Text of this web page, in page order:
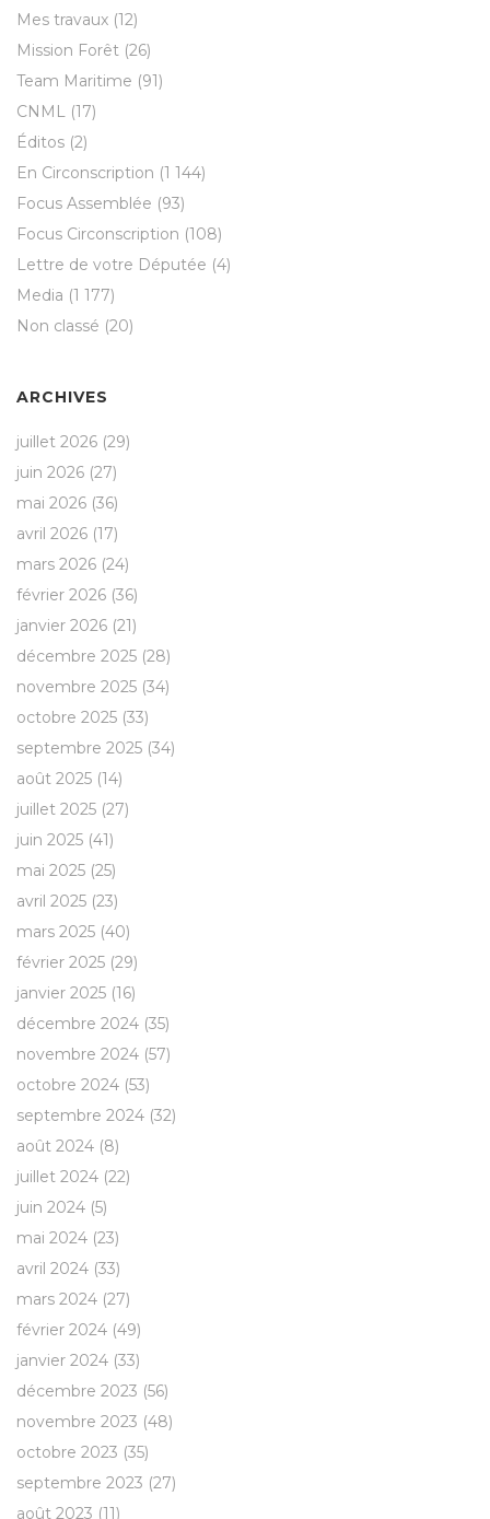
Mes travaux (12)
Mission Forêt (26)
Team Maritime (91)
CNML (17)
Éditos (2)
En Circonscription (1 144)
Focus Assemblée (93)
Focus Circonscription (108)
Lettre de votre Députée (4)
Media (1 177)
Non classé (20)
ARCHIVES
juillet 2026 (29)
juin 2026 (27)
mai 2026 (36)
avril 2026 (17)
mars 2026 (24)
février 2026 (36)
janvier 2026 (21)
décembre 2025 (28)
novembre 2025 (34)
octobre 2025 (33)
septembre 2025 (34)
août 2025 (14)
juillet 2025 (27)
juin 2025 (41)
mai 2025 (25)
avril 2025 (23)
mars 2025 (40)
février 2025 (29)
janvier 2025 (16)
décembre 2024 (35)
novembre 2024 (57)
octobre 2024 (53)
septembre 2024 (32)
août 2024 (8)
juillet 2024 (22)
juin 2024 (5)
mai 2024 (23)
avril 2024 (33)
mars 2024 (27)
février 2024 (49)
janvier 2024 (33)
décembre 2023 (56)
novembre 2023 (48)
octobre 2023 (35)
septembre 2023 (27)
août 2023 (11)